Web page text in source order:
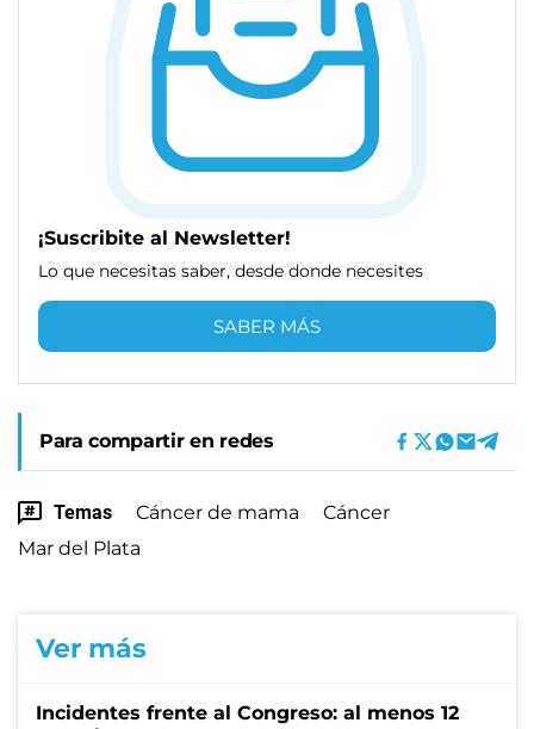
¡Suscribite al Newsletter!
Lo que necesitas saber, desde donde necesites
SABER MÁS
Para compartir en redes
Temas Cáncer de mama
Cáncer
Mar del Plata
Ver más
Incidentes frente al Congreso: al menos 12